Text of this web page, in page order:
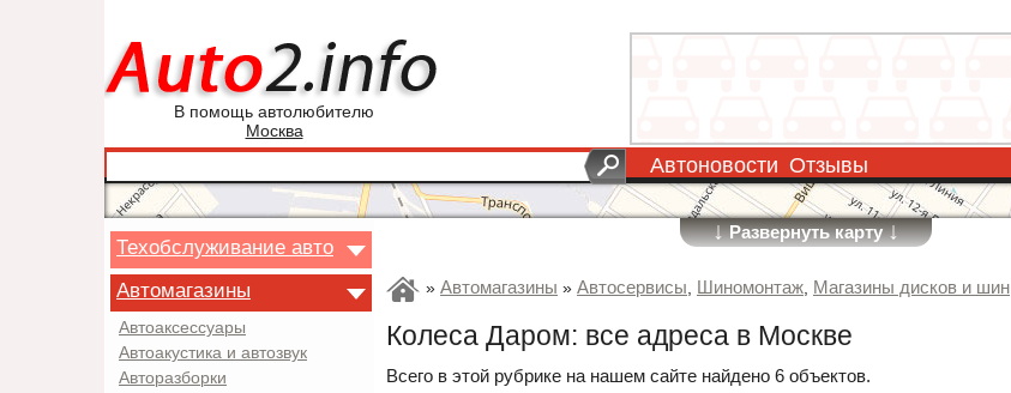
В помощь автолюбителю
Москва
Автоновости Отзывы
↓Развернуть карту↓
Техобслуживание авто
Автомагазины
Автоаксессуары
Автоакустика и автозвук
Авторазборки
» Автомагазины » Автосервисы, Шиномонтаж, Магазины дисков и шин
Колеса Даром: все адреса в Москве
Всего в этой рубрике на нашем сайте найдено 6 объектов.